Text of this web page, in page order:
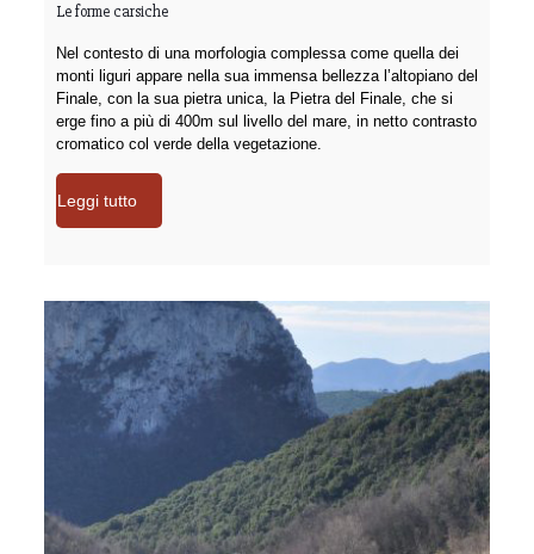
Le forme carsiche
Nel contesto di una morfologia complessa come quella dei
monti liguri appare nella sua immensa bellezza l’altopiano del
Finale, con la sua pietra unica, la Pietra del Finale, che si
erge fino a più di 400m sul livello del mare, in netto contrasto
cromatico col verde della vegetazione.
Leggi tutto